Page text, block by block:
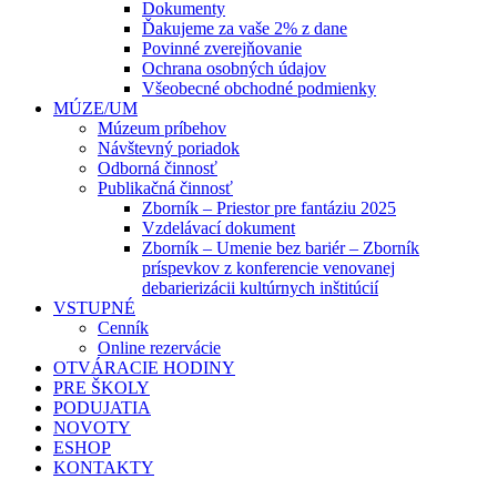
Dokumenty
Ďakujeme za vaše 2% z dane
Povinné zverejňovanie
Ochrana osobných údajov
Všeobecné obchodné podmienky
MÚZE/UM
Múzeum príbehov
Návštevný poriadok
Odborná činnosť
Publikačná činnosť
Zborník – Priestor pre fantáziu 2025
Vzdelávací dokument
Zborník – Umenie bez bariér – Zborník
príspevkov z konferencie venovanej
debarierizácii kultúrnych inštitúcií
VSTUPNÉ
Cenník
Online rezervácie
OTVÁRACIE HODINY
PRE ŠKOLY
PODUJATIA
NOVOTY
ESHOP
KONTAKTY